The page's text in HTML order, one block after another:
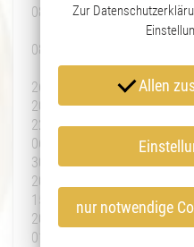
08. September 2007
08. Oktober 2006
26. Mai
2006
22. Oktober 2005
06. Mai 2005
30. September
2004
15. Mai
2004
01. November 2003
Zur
Allen
nur notwendige